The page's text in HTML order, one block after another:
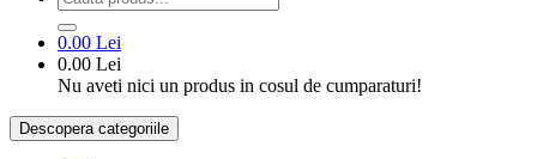
0.00 Lei
0.00 Lei
Nu aveti nici un produs in cosul de cumparaturi!
Descopera categoriile